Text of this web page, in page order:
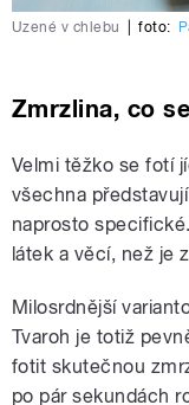
Uzené v chlebu foto:
Zmrzlina, co
Velmi těžko se fotí
všechna
naprosto
látek a věcí, než je
Milosrdnější
Tvaroh je totiž
fotit skutečnou
po pár sekundách